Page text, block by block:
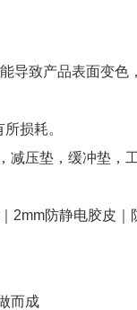
导致产品表面变色
损耗。
减压垫，缓冲垫，
2mm防静电胶皮
而成